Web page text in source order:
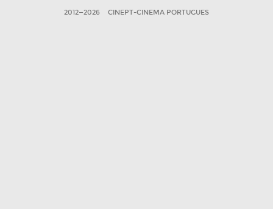
2012—2026 CINEPT-CINEMA PORTUGUES